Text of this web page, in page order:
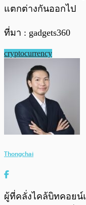
แตกต่างกันออกไป
ที่มา : gadgets360
cryptocurrency
Thongchai
ผู้ที่คลั่งไคล้บิทคอยน์